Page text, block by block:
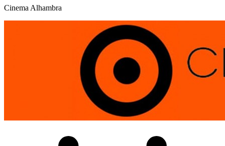
Cinema Alhambra